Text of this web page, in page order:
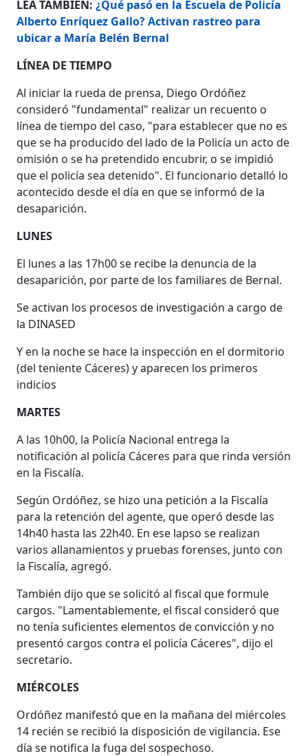
LEA TAMBIÉN:¿Qué pasó en la Escuela de Policía
Alberto Enríquez Gallo? Activan rastreo para
ubicar a María Belén Bernal
LÍNEA DE TIEMPO
Al iniciar la rueda de prensa, Diego Ordóñez
consideró "fundamental" realizar un recuento o
línea de tiempo del caso, "para establecer que no es
que se ha producido del lado de la Policía un acto de
omisión o se ha pretendido encubrir, o se impidió
que el policía sea detenido". El funcionario detalló lo
acontecido desde el día en que se informó de la
desaparición.
LUNES
El lunes a las 17h00 se recibe la denuncia de la
desaparición, por parte de los familiares de Bernal.
Se activan los procesos de investigación a cargo de
la DINASED
Y en la noche se hace la inspección en el dormitorio
(del teniente Cáceres) y aparecen los primeros
indicios
MARTES
A las 10h00, la Policía Nacional entrega la
notificación al policía Cáceres para que rinda versión
en la Fiscalía.
Según Ordóñez, se hizo una petición a la Fiscalía
para la retención del agente, que operó desde las
14h40 hasta las 22h40. En ese lapso se realizan
varios allanamientos y pruebas forenses, junto con
la Fiscalía, agregó.
También dijo que se solicitó al fiscal que formule
cargos. "Lamentablemente, el fiscal consideró que
no tenía suficientes elementos de convicción y no
presentó cargos contra el policía Cáceres", dijo el
secretario.
MIÉRCOLES
Ordóñez manifestó que en la mañana del miércoles
14 recién se recibió la disposición de vigilancia. Ese
día se notifica la fuga del sospechoso.